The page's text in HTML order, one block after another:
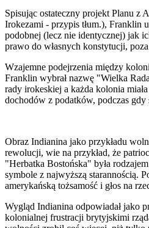
Spisując ostateczny projekt Planu
Irokezami - przypis tłum.), Franklin
podobnej (lecz nie identycznej) jak
prawo do własnych konstytucji,
Wzajemne podejrzenia między
Franklin wybrał nazwę "Wielka
rady irokeskiej a każda kolonia
dochodów z podatków, podczas gdy
Obraz Indianina jako przykładu
rewolucji, wie na przykład, że
"Herbatka Bostońska" była
symbole z najwyższą starannością.
amerykańską tożsamość i głos na
Wygląd Indianina odpowiadał jako
kolonialnej frustracji brytyjskimi